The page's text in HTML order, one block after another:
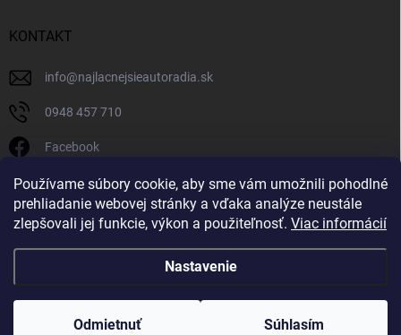
Používame súbory cookie, aby sme vám umožnili pohodlné
prehliadanie webovej stránky a vďaka analýze neustále
zlepšovali jej funkcie, výkon a použiteľnosť. Viac informácií
Nastavenie
Odmietnuť Súhlasím
KONTAKT
info@najlacnejsieautoradia.sk
0948 457 710
Facebook
najlacnejsieautoradia.sk
Youtube
Copyright 2026Najlacnejsieautoradia.sk. Všetky práva vyhradené.Upraviť